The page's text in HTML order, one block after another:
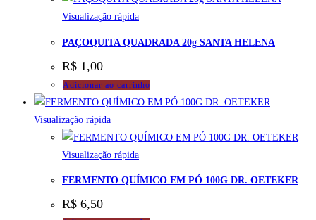
Visualização rápida
PAÇOQUITA QUADRADA 20g SANTA HELENA
R$ 1,00
Adicionar ao carrinho
Visualização rápida
Visualização rápida
FERMENTO QUÍMICO EM PÓ 100G DR. OETEKER
R$ 6,50